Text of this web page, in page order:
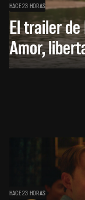
HACE 23 HORAS
El trailer
Amor,
HACE 23 HORAS